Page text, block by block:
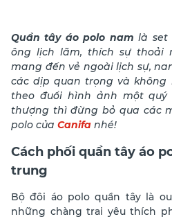
Quần tây áo polo nam là set
ông lịch lãm, thích sự thoải
mang đến vẻ ngoài lịch sự,
các dịp quan trọng và không
theo đuổi hình ảnh một
thượng thì đừng bỏ qua các
polo của Canifa nhé!
Cách phối quần tây áo
trung
Bộ đôi áo polo quần tây là
những chàng trai yêu thích